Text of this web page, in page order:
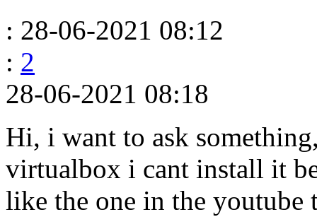
: 28-06-2021 08:12
: 2
28-06-2021 08:18
Hi, i want to ask
virtualbox i cant install it
like the one in the